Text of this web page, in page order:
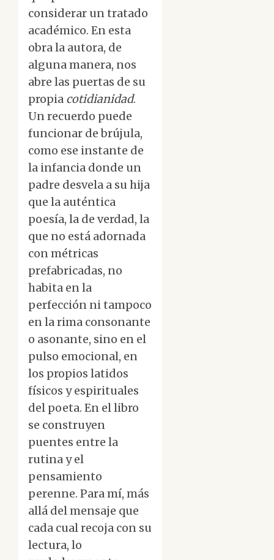
considerar un tratado
académico. En esta
obra la autora, de
alguna manera, nos
abre las puertas de su
propia cotidianidad.
Un recuerdo puede
funcionar de brújula,
como ese instante de
la infancia donde un
padre desvela a su hija
que la auténtica
poesía, la de verdad, la
que no está adornada
con métricas
prefabricadas, no
habita en la
perfección ni tampoco
en la rima consonante
o asonante, sino en el
pulso emocional, en
los propios latidos
físicos y espirituales
del poeta. En el libro
se construyen
puentes entre la
rutina y el
pensamiento
perenne. Para mí, más
allá del mensaje que
cada cual recoja con su
lectura, lo